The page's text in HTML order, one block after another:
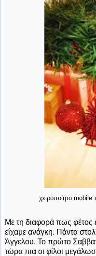
χειροποίητο mobile
Με τη διαφορά πως φέτος
είχαμε ανάγκη. Πάντα
Άγγελου. Το πρώτο
τώρα πια οι φίλοι